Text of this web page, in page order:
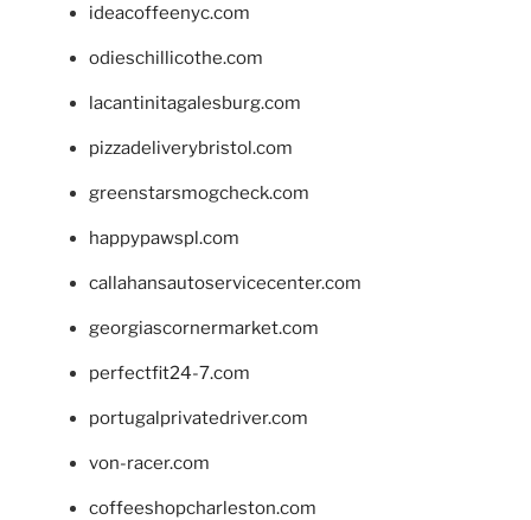
ideacoffeenyc.com
odieschillicothe.com
lacantinitagalesburg.com
pizzadeliverybristol.com
greenstarsmogcheck.com
happypawspl.com
callahansautoservicecenter.com
georgiascornermarket.com
perfectfit24-7.com
portugalprivatedriver.com
von-racer.com
coffeeshopcharleston.com